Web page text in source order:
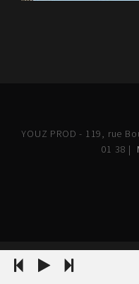
YOUZ PROD - 119, rue
01 38 |